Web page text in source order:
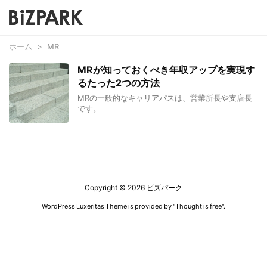
ホーム > MR
MRが知っておくべき年収アップを実現す
るたった2つの方法
MRの一般的なキャリアパスは、営業所長や支店長
です。
Copyright © 2026 ビズパーク
WordPress Luxeritas Theme is provided by "Thought is free".